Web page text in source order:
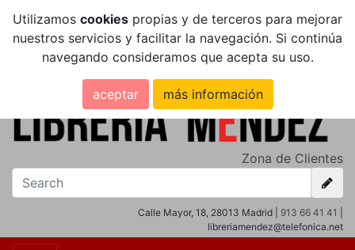
Utilizamos cookies propias y de terceros para mejorar
nuestros servicios y facilitar la navegación. Si continúa
navegando consideramos que acepta su uso.
aceptar más información
Zona de Clientes
Calle Mayor, 18, 28013 Madrid | 913 66 41 41
libreriamendez@telefonica.net